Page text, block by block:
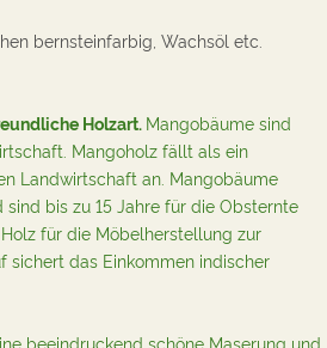
bernsteinfarbig, Wachsöl etc.
Holzart. Mangobäume sind
Mangoholz fällt als ein
Landwirtschaft an. Mangobäume
bis zu 15 Jahre für die Obsternte
für die Möbelherstellung zur
sichert das Einkommen indischer
beeindruckend schöne Maserung und